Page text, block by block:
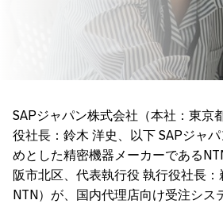
SAPジャパン株式会社（本社：東京
役社長：鈴木 洋史、以下 SAPジャ
めとした精密機器メーカーである
阪市北区、代表執行役 執行役社長
NTN）が、国内代理店向け受注シス